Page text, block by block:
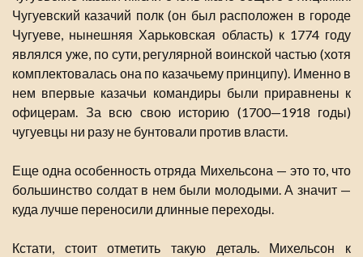
Чугуевский казачий полк (он был расположен в городе
Чугуеве, нынешняя Харьковская область) к 1774 году
являлся уже, по сути, регулярной воинской частью (хотя
комплектовалась она по казачьему принципу). Именно в
нем впервые казачьи командиры были приравнены к
офицерам. За всю свою историю (1700—1918 годы)
чугуевцы ни разу не бунтовали против власти.
Еще одна особенность отряда Михельсона — это то, что
большинство солдат в нем были молодыми. А значит —
куда лучше переносили длинные переходы.
Кстати, стоит отметить такую деталь. Михельсон к